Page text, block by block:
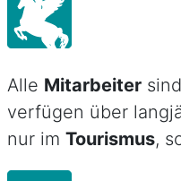
Alle Mitarbeiter
verfügen über
nur im Tourismus,